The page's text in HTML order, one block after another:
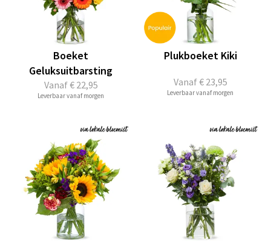
Vanaf€ 22,95
Boeket
Geluksuitbarsting
Leverbaar vanaf morgen
Vanaf€ 23,95
Plukboeket Kiki
Leverbaar vanaf morgen